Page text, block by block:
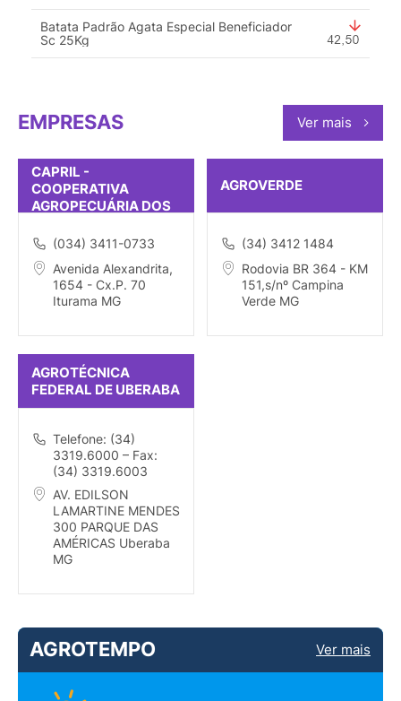
Batata Padrão Agata Especial Beneficiador
Sc 25Kg
EMPRESAS Ver mais
CAPRIL -
COOPERATIVA
AGROPECUÁRIA DOS
DE ITURAMA
(034) 3411-0733
Avenida Alexandrita,
1654 - Cx.P. 70
Iturama MG
AGROVERDE
(34) 3412 1484
Rodovia BR 364 - KM
151,s/nº Campina
Verde MG
AGROTÉCNICA
FEDERAL DE UBERABA
Telefone: (34)
3319.6000 – Fax:
(34) 3319.6003
AV. EDILSON
LAMARTINE MENDES
300 PARQUE DAS
AMÉRICAS Uberaba
MG
AGROTEMPO Ver mais